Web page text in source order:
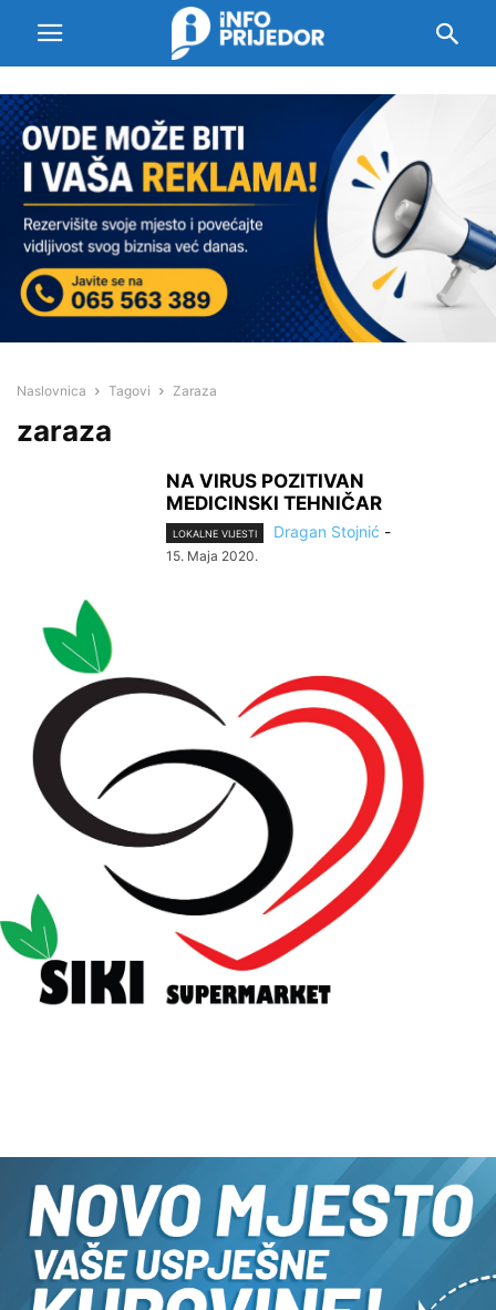
Naslovnica Tagovi Zaraza
zaraza
NA VIRUS POZITIVAN
MEDICINSKI TEHNIČAR
LOKALNE VIJESTI Dragan Stojnić -
15. Maja 2020.